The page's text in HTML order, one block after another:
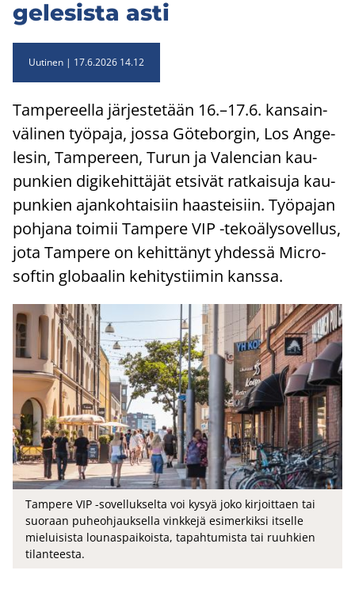
ge­le­sis­ta asti
Uutinen 17.6.2026 14.12
Tam­pe­reel­la jär­jes­te­tään 16.–17.6. kan­sain­
vä­li­nen työ­pa­ja, jossa Gö­te­bor­gin, Los An­ge­
le­sin, Tam­pe­reen, Turun ja Va­lencian kau­
pun­kien di­gi­ke­hit­tä­jät et­si­vät rat­kai­su­ja kau­
pun­kien ajan­koh­tai­siin haas­tei­siin. Työ­pa­jan
poh­ja­na toi­mii Tam­pe­re VIP -​tekoälysovellus,
jota Tam­pe­re on ke­hit­tä­nyt yh­des­sä Mic­ro­
sof­tin glo­baa­lin ke­hi­tys­tii­min kans­sa.
Tampere VIP -sovellukselta voi kysyä joko kirjoittaen tai
suoraan puheohjauksella vinkkejä esimerkiksi itselle
mieluisista lounaspaikoista, tapahtumista tai ruuhkien
tilanteesta.